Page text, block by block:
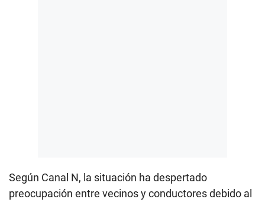
Según Canal N, la situación ha despertado
preocupación entre vecinos y conductores debido al